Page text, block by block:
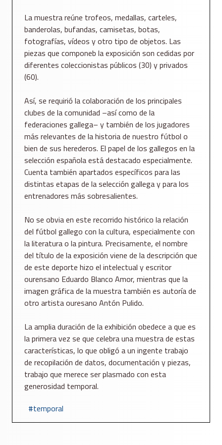
La muestra reúne trofeos, medallas, carteles,
banderolas, bufandas, camisetas, botas,
fotografías, vídeos y otro tipo de objetos. Las
piezas que componeb la exposición son cedidas por
diferentes coleccionistas públicos (30) y privados
(60).
Así, se requirió la colaboración de los principales
clubes de la comunidad –así como de la
federaciones gallega– y también de los jugadores
más relevantes de la historia de nuestro fútbol o
bien de sus herederos. El papel de los gallegos en la
selección española está destacado especialmente.
Cuenta también apartados específicos para las
distintas etapas de la selección gallega y para los
entrenadores más sobresalientes.
No se obvia en este recorrido histórico la relación
del fútbol gallego con la cultura, especialmente con
la literatura o la pintura. Precisamente, el nombre
del título de la exposición viene de la descripción que
de este deporte hizo el intelectual y escritor
ourensano Eduardo Blanco Amor, mientras que la
imagen gráfica de la muestra también es autoría de
otro artista ouresano Antón Pulido.
La amplia duración de la exhibición obedece a que es
la primera vez se que celebra una muestra de estas
características, lo que obligó a un ingente trabajo
de recopilación de datos, documentación y piezas,
trabajo que merece ser plasmado con esta
generosidad temporal.
temporal